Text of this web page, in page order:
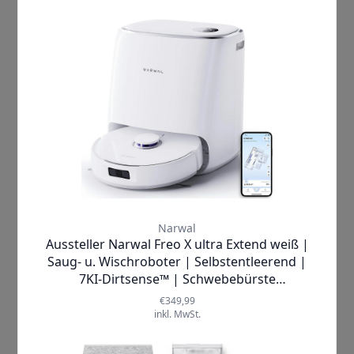
Basisstation übernimmt nicht nur das
Staubbehälters inklusive einer
bei bis zu45°Chygienisch sauber und
wäscht sie eigenständig. So genießen
Sie maximale Hygiene und Komfort
ohne lästigen Aufwand. Dank der
navigiert der Roboter sicher durch Ihr
Zuhause und vermeidet Hindernisse
souverän.
Ob in Haushalten mit Haustieren,
Familien mit Kindern oder in
anspruchsvollen Wohnungen mit